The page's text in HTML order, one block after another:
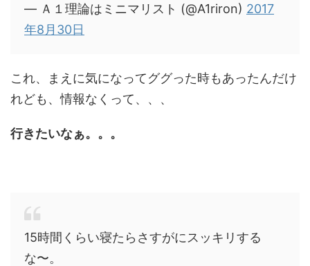
— Ａ１理論はミニマリスト (@A1riron) 2017
年8月30日
これ、まえに気になってググった時もあったんだけ
れども、情報なくって、、、
行きたいなぁ。。。
15時間くらい寝たらさすがにスッキリする
な〜。